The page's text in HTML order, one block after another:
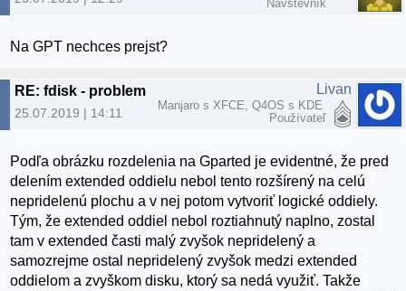
Návštevník
Na GPT nechces prejst?
RE: fdisk - problem with partition
25.07.2019 | 14:11
Livan
Manjaro s XFCE, Q4OS s KDE
Používateľ
Podľa obrázku rozdelenia na Gparted je evidentné, že pred
delením extended oddielu nebol tento rozšírený na celú
nepridelenú plochu a v nej potom vytvoriť logické oddiely.
Tým, že extended oddiel nebol roztiahnutý naplno, zostal
tam v extended časti malý zvyšok nepridelený a
samozrejme ostal nepridelený zvyšok medzi extended
oddielom a zvyškom disku, ktorý sa nedá využiť. Takže